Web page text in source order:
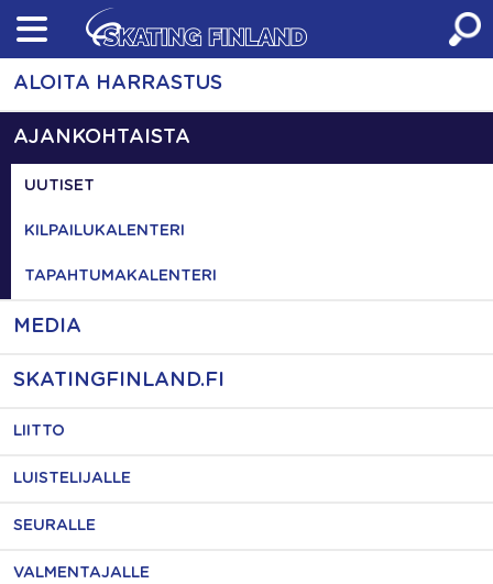
Skip
content
ALOITA HARRASTUS
AJANKOHTAISTA
UUTISET
KILPAILUKALENTERI
TAPAHTUMAKALENTERI
MEDIA
SKATINGFINLAND.FI
LIITTO
LUISTELIJALLE
SEURALLE
VALMENTAJALLE